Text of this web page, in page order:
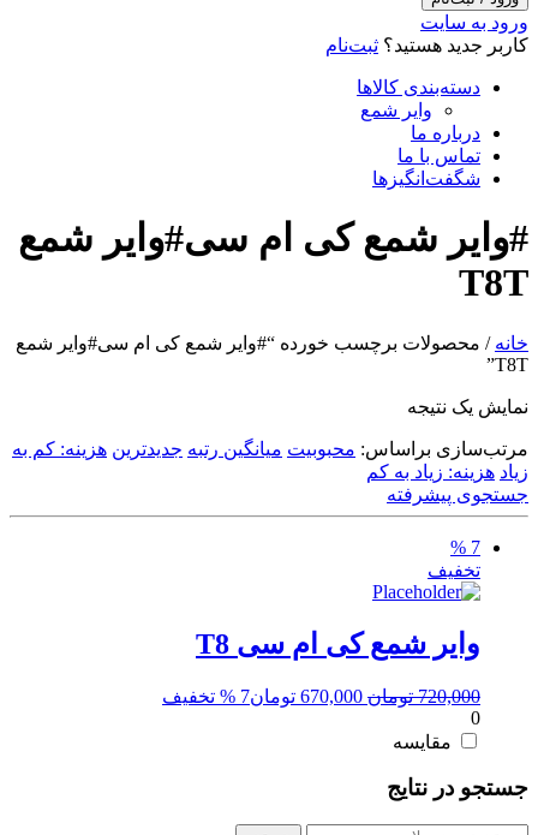
ورود به سایت
کاربر جدید هستید؟ ثبت‌نام
دسته‌بندی کالاها
وایر شمع
درباره ما
تماس با ما
شگفت‌انگیزها
#وایر شمع کی ام سی#وایر شمع
T8T
خانه / محصولات برچسب خورده “#وایر شمع کی ام سی#وایر شمع
T8T”
نمایش یک نتیجه
مرتب‌سازی براساس: محبوبیت میانگین رتبه جدیدترین هزینه: کم به
زیاد هزینه: زیاد به کم
جستجوی پیشرفته
7 %
تخفیف
وایر شمع کی ام سی T8
720,000 تومان قیمت
670,000 تومان7 % تخفیف
0
مقایسه
جستجو در نتایج